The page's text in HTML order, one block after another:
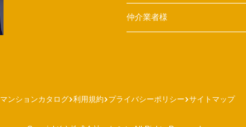
仲介業者様
マンションカタログ 利用規約 プライバシーポリシー サイトマップ